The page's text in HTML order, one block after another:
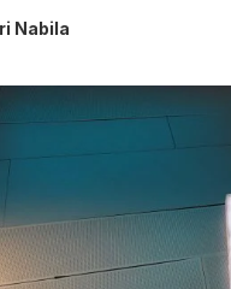
Nabila